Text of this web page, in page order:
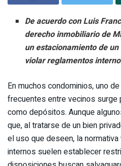
De acuerdo con Luis
derecho inmobiliario de
un estacionamiento de
violar reglamentos
En muchos condominios, uno
frecuentes entre vecinos surge
como depósitos. Aunque
que, al tratarse de un bien
el uso que deseen, la
internos suelen establecer